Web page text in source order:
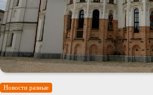
Новости разные